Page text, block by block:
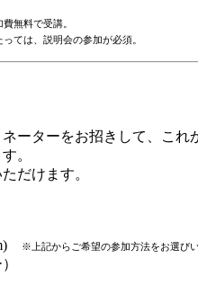
無料で受講。
ては、説明会の参加が必須。
ーターをお招きして、こ
。
だけます。
※上記からご希望の参加方法をお選びい